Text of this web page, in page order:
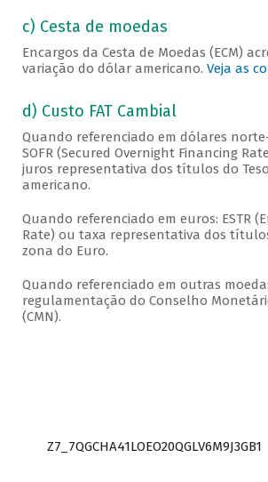
c) Cesta de moedas
Encargos da Cesta de Moedas (ECM)
variação do dólar americano. Veja as
d) Custo FAT Cambial
Quando referenciado em dólares
SOFR (Secured Overnight Financing
juros representativa dos títulos do
americano.
Quando referenciado em euros: ESTR
Rate) ou taxa representativa dos
zona do Euro.
Quando referenciado em outras
regulamentação do Conselho
(CMN).
Z7_7QGCHA41LOEO20QGLV6M9J3GB1